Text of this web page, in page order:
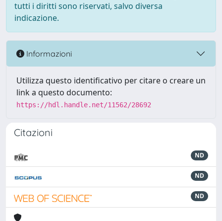
tutti i diritti sono riservati, salvo diversa
indicazione.
Informazioni
Utilizza questo identificativo per citare o creare un
link a questo documento:
https://hdl.handle.net/11562/28692
Citazioni
ND
ND
ND